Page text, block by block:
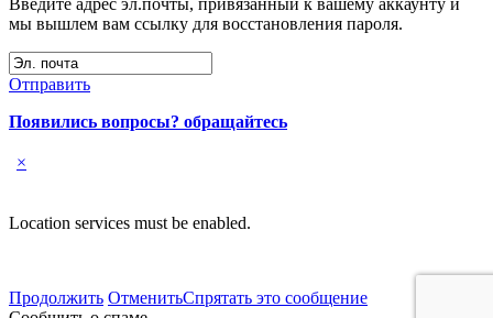
Введите адрес эл.почты, привязанный к вашему аккаунту и
мы вышлем вам ссылку для восстановления пароля.
Отправить
Появились вопросы? обращайтесь
×
Location services must be enabled.
Продолжить ОтменитьСпрятать это сообщение